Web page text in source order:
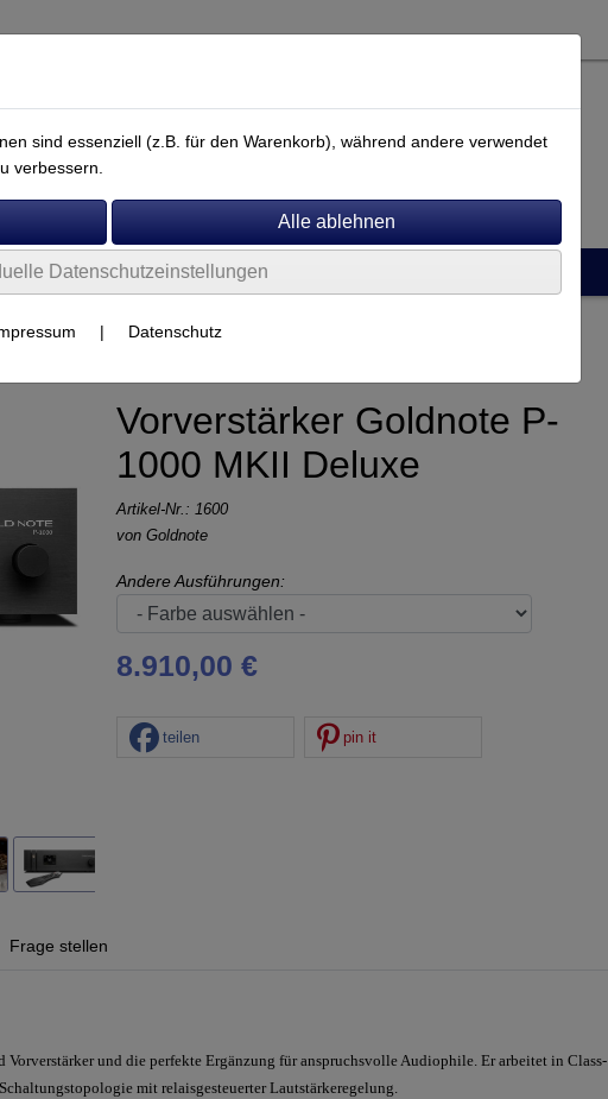
Vorverstärker Goldnote P-
1000 MKII Deluxe
Artikel-Nr.: 1600
von Goldnote
Andere Ausführungen:
8.910,00 €
teilen pin it
Frage stellen
und die perfekte Ergänzung für anspruchsvolle Audiophile. Er arbeitet in Class-
mit relaisgesteuerter Lautstärkeregelung.
sind essenziell (z.B. für den Warenkorb), während andere verwendet
verbessern.
Datenschutzeinstellungen
| Datenschutz